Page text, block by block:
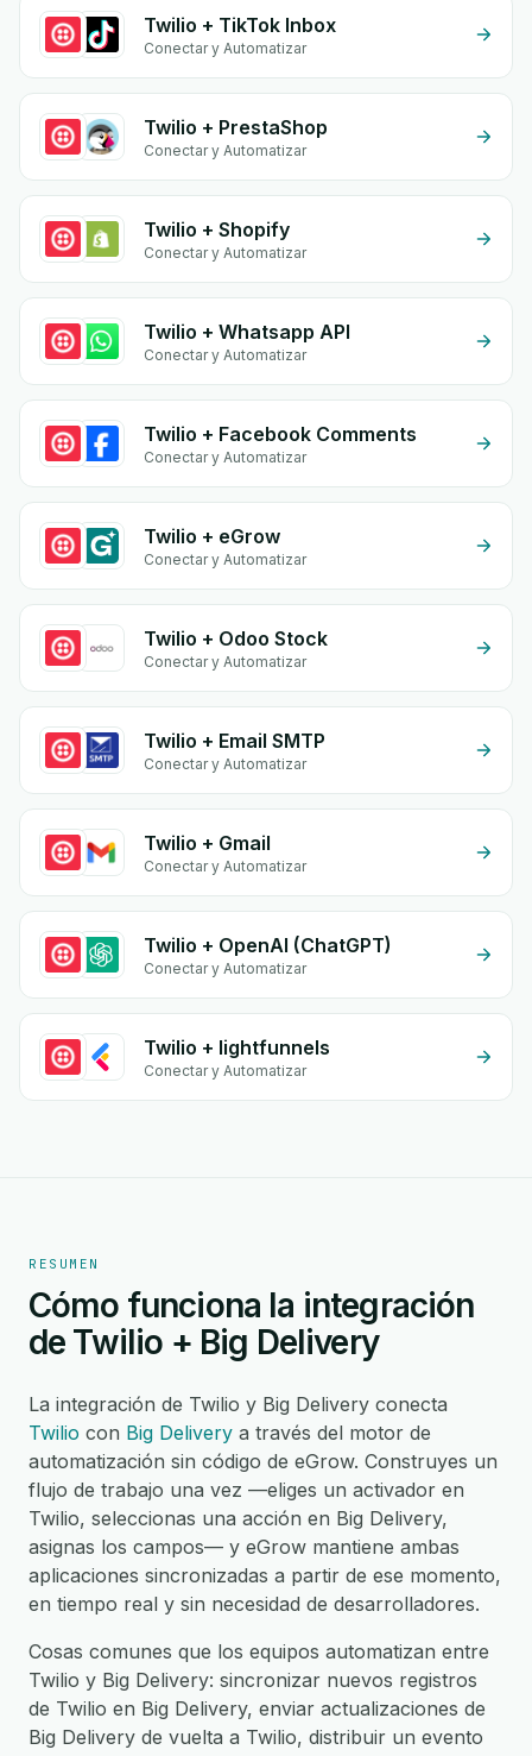
Twilio + TikTok Inbox
Conectar y Automatizar
Twilio + PrestaShop
Conectar y Automatizar
Twilio + Shopify
Conectar y Automatizar
Twilio + Whatsapp API
Conectar y Automatizar
Twilio + Facebook Comments
Conectar y Automatizar
Twilio + eGrow
Conectar y Automatizar
Twilio + Odoo Stock
Conectar y Automatizar
Twilio + Email SMTP
Conectar y Automatizar
Twilio + Gmail
Conectar y Automatizar
Twilio + OpenAI (ChatGPT)
Conectar y Automatizar
Twilio + lightfunnels
Conectar y Automatizar
RESUMEN
Cómo funciona la integración
de Twilio + Big Delivery
La integración de Twilio y Big Delivery conecta
Twilio con Big Delivery a través del motor de
automatización sin código de eGrow. Construyes un
flujo de trabajo una vez —eliges un activador en
Twilio, seleccionas una acción en Big Delivery,
asignas los campos— y eGrow mantiene ambas
aplicaciones sincronizadas a partir de ese momento,
en tiempo real y sin necesidad de desarrolladores.
Cosas comunes que los equipos automatizan entre
Twilio y Big Delivery: sincronizar nuevos registros
de Twilio en Big Delivery, enviar actualizaciones de
Big Delivery de vuelta a Twilio, distribuir un evento